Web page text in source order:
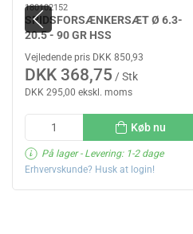
180102152
SPIDSFORSÆNKERSÆT Ø 6.3-
20.5 - 90 GR HSS
Vejledende pris DKK 850,93
DKK 368,75 / Stk
DKK 295,00 ekskl. moms
Køb nu
På lager- Levering: 1-2 dage
Erhvervskunde? Husk at login!